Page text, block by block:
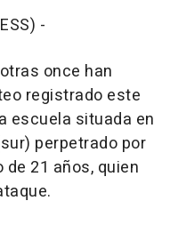
-
once han
registrado este
escuela situada en
perpetrado por
21 años, quien